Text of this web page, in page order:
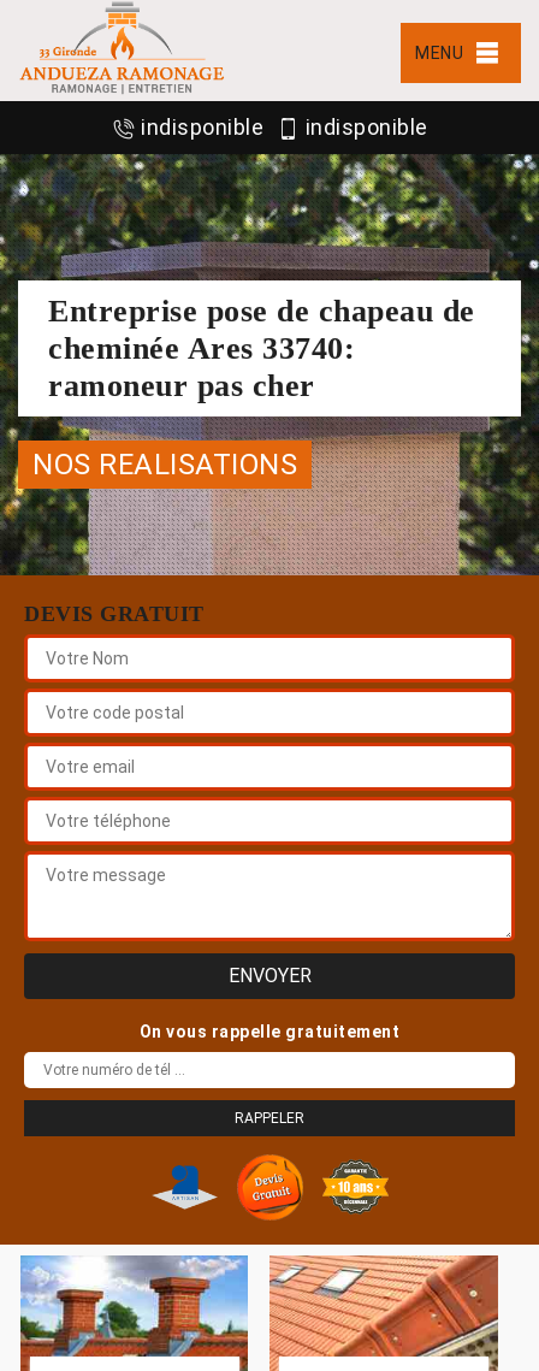
MENU
indisponible indisponible
Entreprise pose de chapeau de
cheminée Ares 33740:
ramoneur pas cher
NOS REALISATIONS
DEVIS GRATUIT
On vous rappelle gratuitement